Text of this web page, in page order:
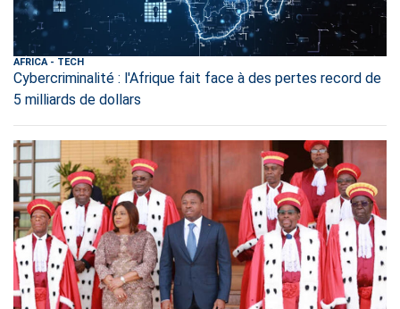
AFRICA- TECH
Cybercriminalité : l'Afrique fait face à des pertes record de
5 milliards de dollars